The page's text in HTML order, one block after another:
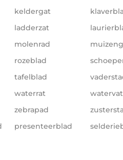
keldergat
ladderzat
molenrad
rozeblad
tafelblad
waterrat watervat
zebrapad
presenteerblad